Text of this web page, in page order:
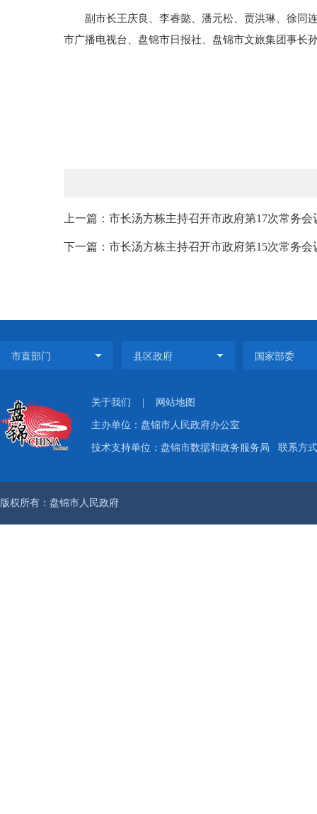
副市长王庆良、李睿懿、潘元松、贾洪琳、徐同连
市广播电视台、盘锦市日报社、盘锦市文旅集团事长
上一篇：市长汤方栋主持召开市政府第17次常务会
下一篇：市长汤方栋主持召开市政府第15次常务会
关于我们 网站地图
主办单位：盘锦市人民政府办公室
技术支持单位：盘锦市数据和政务服务局 联系方
版权所有：盘锦市人民政府